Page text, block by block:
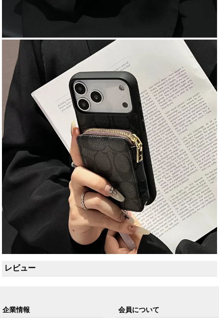
レビュー
企業情報 会員について